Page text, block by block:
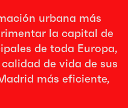
urbana más
la capital de
de toda Europa,
de vida de sus
más eficiente,